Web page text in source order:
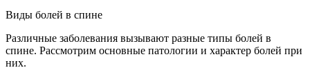
Виды болей в спине
Различные заболевания вызывают разные типы болей в
спине. Рассмотрим основные патологии и характер болей при
них.